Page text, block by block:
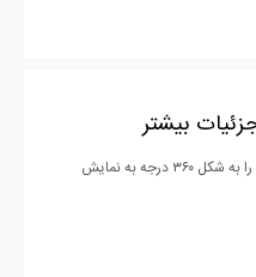
بیشتر
تصاویر تور مجازی کل محیط را به شکل ۳۶۰ درجه به نمایش